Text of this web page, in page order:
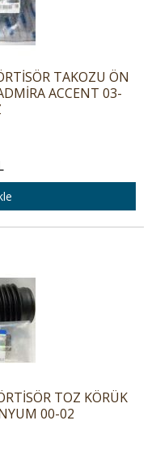
TAKOZU ÖN
ACCENT 03-
TOZ KÖRÜK
00-02